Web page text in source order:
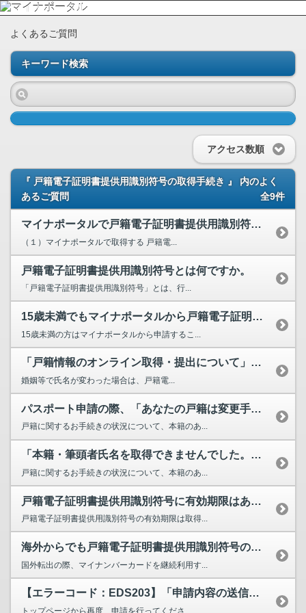
よくあるご質問
キーワード検索
アクセス数順
『 戸籍電子証明書提供用識別符号の取得手続き 』 内のよく
あるご質問
全9件
マイナポータルで戸籍電子証明書提供用識別符号を取得する方法を教えてください。
（１）マイナポータルで取得する 戸籍電...
戸籍電子証明書提供用識別符号とは何ですか。
「戸籍電子証明書提供用識別符号」とは、行...
15歳未満でもマイナポータルから戸籍電子証明書提供用識別符号を申請することはできますか。
15歳未満の方はマイナポータルから申請するこ...
「戸籍情報のオンライン取得・提出について」画面で「次へ」を押下すると「本籍・筆頭者氏名を取得で...
婚姻等で氏名が変わった場合は、戸籍電...
パスポート申請の際、「あなたの戸籍は変更手続き(異動処理)中のため、オンラインで戸籍電子証明書...
戸籍に関するお手続きの状況について、本籍のあ...
「本籍・筆頭者氏名を取得できませんでした。」というメッセージが表示され、手続きが進められません...
戸籍に関するお手続きの状況について、本籍のあ...
戸籍電子証明書提供用識別符号に有効期限はありますか。
戸籍電子証明書提供用識別符号の有効期限は取得...
海外からでも戸籍電子証明書提供用識別符号の取得手続きは可能でしょうか。
国外転出の際、マイナンバーカードを継続利用す...
【エラーコード：EDS203】「申請内容の送信においてシステムエラーが発生しました。（エラー番...
トップページから再度、申請を行ってくださ...